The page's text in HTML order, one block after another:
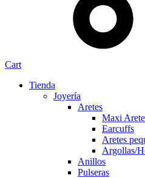
Cart
Tienda
Joyería
Aretes
Maxi
Earcuffs
Aretes
Argollas/
Anillos
Pulseras